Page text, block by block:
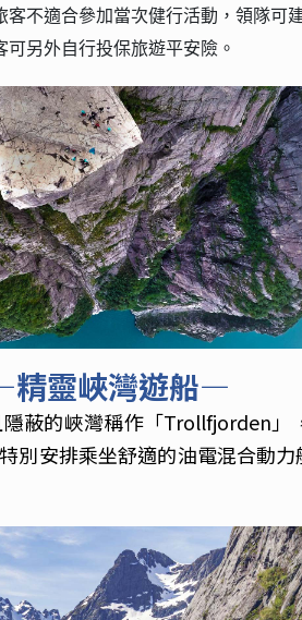
不適合參加當次健行活動，領隊可
另外自行投保旅遊平安險。
靈峽灣遊船—
蔽的峽灣稱作「Trollfjorden
別安排乘坐舒適的油電混合動力